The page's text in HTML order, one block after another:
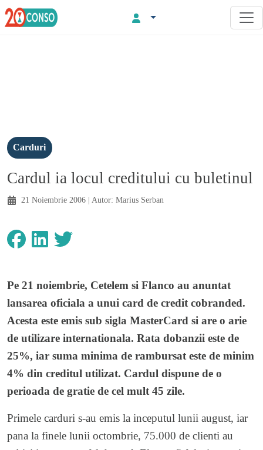
Carduri
Cardul ia locul creditului cu buletinul
21 Noiembrie 2006 | Autor: Marius Serban
Pe 21 noiembrie, Cetelem si Flanco au anuntat
lansarea oficiala a unui card de credit cobranded.
Acesta este emis sub sigla MasterCard si are o arie
de utilizare internationala. Rata dobanzii este de
25%, iar suma minima de rambursat este de minim
4% din creditul utilizat. Cardul dispune de o
perioada de gratie de cel mult 45 zile.
Primele carduri s-au emis la inceputul lunii august, iar
pana la finele lunii octombrie, 75.000 de clienti au